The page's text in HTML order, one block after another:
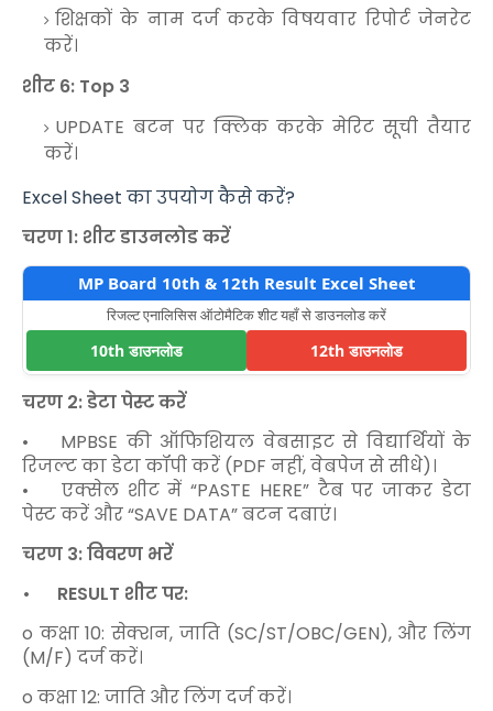
शिक्षकों के नाम दर्ज करके विषयवार रिपोर्ट जेनरेट
करें।
शीट 6: Top 3
UPDATE बटन पर क्लिक करके मेरिट सूची तैयार
करें।
Excel Sheet का उपयोग कैसे करें?
चरण 1: शीट डाउनलोड करें
MP Board 10th & 12th Result Excel Sheet
रिजल्ट एनालिसिस ऑटोमैटिक शीट यहाँ से डाउनलोड करें
10th डाउनलोड 12th डाउनलोड
चरण 2: डेटा पेस्ट करें
•
MPBSE की ऑफिशियल वेबसाइट से विद्यार्थियों के
रिजल्ट का डेटा कॉपी करें (PDF नहीं, वेबपेज से सीधे)।
•
एक्सेल शीट में “PASTE HERE” टैब पर जाकर डेटा
पेस्ट करें और “SAVE DATA” बटन दबाएं।
चरण 3: विवरण भरें
•
RESULT शीट पर:
o कक्षा 10: सेक्शन, जाति (SC/ST/OBC/GEN), और लिंग
(M/F) दर्ज करें।
o कक्षा 12: जाति और लिंग दर्ज करें।